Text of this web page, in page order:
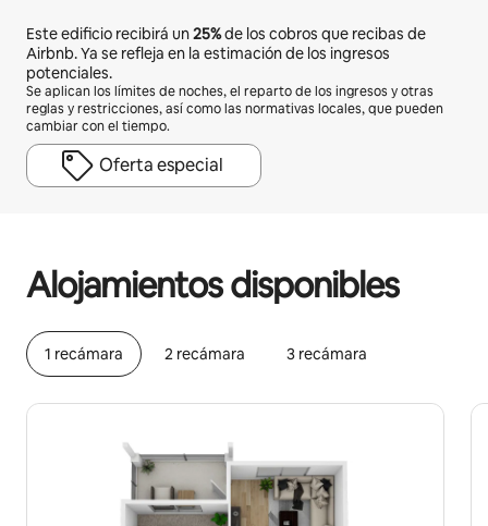
Este edificio recibirá un25%de los cobros que recibas de
Airbnb. Ya se refleja en la estimación de los ingresos
potenciales.
Se aplican los límites de noches, el reparto de los ingresos y otras
reglas y restricciones, así como las normativas locales, que pueden
cambiar con el tiempo.
Oferta especial
Alojamientos disponibles
1 recámara 2 recámara 3 recámara